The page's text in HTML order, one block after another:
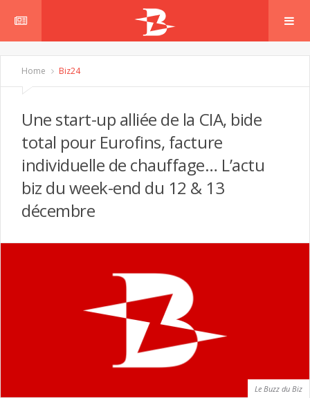
Home Biz24
Une start-up alliée de la CIA, bide
total pour Eurofins, facture
individuelle de chauffage… L’actu
biz du week-end du 12 & 13
décembre
Le Buzz du Biz